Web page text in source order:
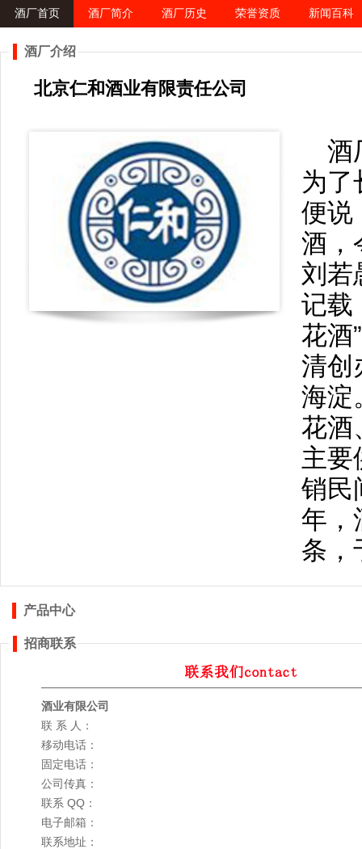
酒厂首页 酒厂简介 酒厂历史 荣誉资质 新闻百科
酒厂介绍
北京仁和酒业有限责任公司
酒
为了
便说
酒，
刘若
记载
花酒
清创
海淀
花酒
主要
销民
年，
条
产品中心
招商联系
酒业有限公司
联 系 人：
移动电话：
固定电话：
公司传真：
联系 QQ：
电子邮箱：
联系地址：